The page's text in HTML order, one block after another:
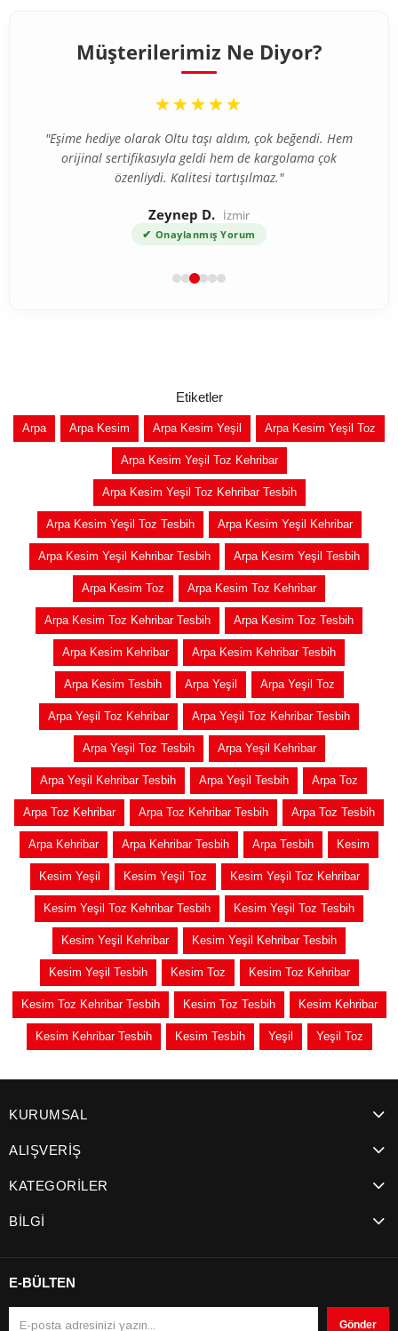
Müşterilerimiz Ne Diyor?
“
★★★★★
"Eşime hediye olarak Oltu taşı aldım, çok beğendi. Hem
orijinal sertifikasıyla geldi hem de kargolama çok
özenliydi. Kalitesi tartışılmaz."
Zeynep D. İzmir
✔ Onaylanmış Yorum
Etiketler
Arpa Arpa Kesim Arpa Kesim Yeşil Arpa Kesim Yeşil Toz
Arpa Kesim Yeşil Toz Kehribar
Arpa Kesim Yeşil Toz Kehribar Tesbih
Arpa Kesim Yeşil Toz Tesbih Arpa Kesim Yeşil Kehribar
Arpa Kesim Yeşil Kehribar Tesbih Arpa Kesim Yeşil Tesbih
Arpa Kesim Toz Arpa Kesim Toz Kehribar
Arpa Kesim Toz Kehribar Tesbih Arpa Kesim Toz Tesbih
Arpa Kesim Kehribar Arpa Kesim Kehribar Tesbih
Arpa Kesim Tesbih Arpa Yeşil Arpa Yeşil Toz
Arpa Yeşil Toz Kehribar Arpa Yeşil Toz Kehribar Tesbih
Arpa Yeşil Toz Tesbih Arpa Yeşil Kehribar
Arpa Yeşil Kehribar Tesbih Arpa Yeşil Tesbih Arpa Toz
Arpa Toz Kehribar Arpa Toz Kehribar Tesbih Arpa Toz Tesbih
Arpa Kehribar Arpa Kehribar Tesbih Arpa Tesbih Kesim
Kesim Yeşil Kesim Yeşil Toz Kesim Yeşil Toz Kehribar
Kesim Yeşil Toz Kehribar Tesbih Kesim Yeşil Toz Tesbih
Kesim Yeşil Kehribar Kesim Yeşil Kehribar Tesbih
Kesim Yeşil Tesbih Kesim Toz Kesim Toz Kehribar
Kesim Toz Kehribar Tesbih Kesim Toz Tesbih Kesim Kehribar
Kesim Kehribar Tesbih Kesim Tesbih Yeşil Yeşil Toz
KURUMSAL
ALIŞVERİŞ
KATEGORİLER
BİLGİ
E-BÜLTEN
Gönder